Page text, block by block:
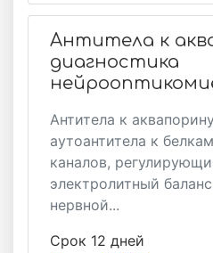
Антитела к
диагностика
Антитела к
аутоантитела к
каналов,
электролитный
нервной...
Срок 12 дней